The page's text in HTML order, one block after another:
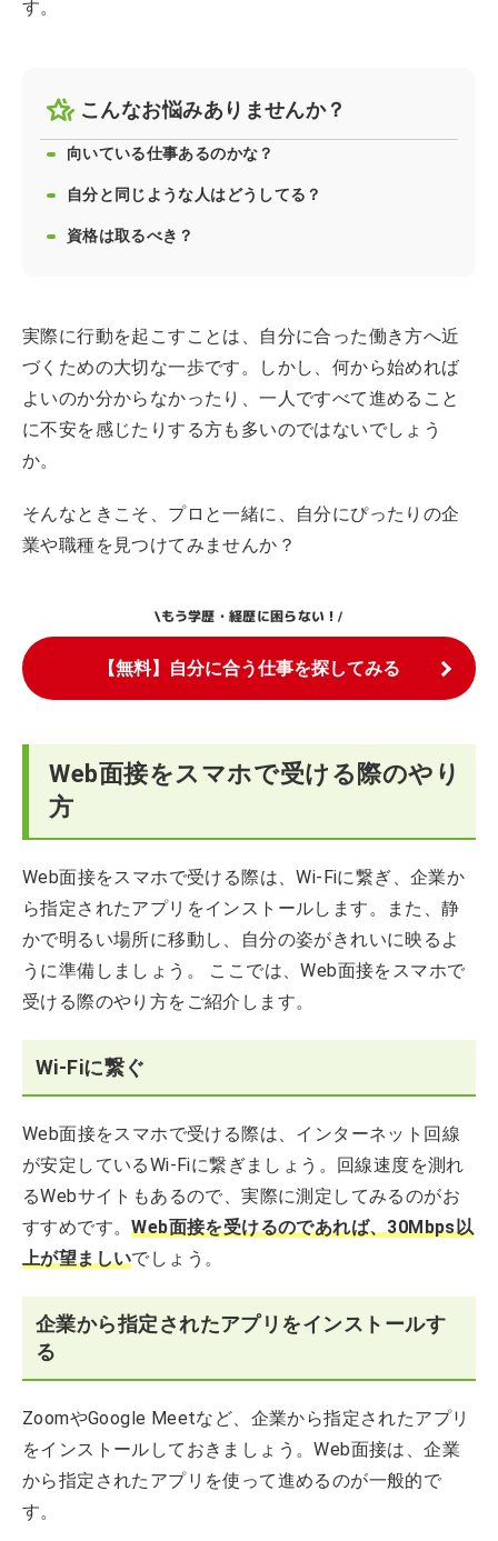
す。
こんなお悩みありませんか？
向いている仕事あるのかな？
自分と同じような人はどうしてる？
資格は取るべき？
実際に行動を起こすことは、自分に合った働き方へ近
づくための大切な一歩です。しかし、何から始めれば
よいのか分からなかったり、一人ですべて進めること
に不安を感じたりする方も多いのではないでしょう
か。
そんなときこそ、プロと一緒に、自分にぴったりの企
業や職種を見つけてみませんか？
\もう学歴・経歴に困らない！/
【無料】自分に合う仕事を探してみる
Web面接をスマホで受ける際のやり
方
Web面接をスマホで受ける際は、Wi-Fiに繋ぎ、企業か
ら指定されたアプリをインストールします。また、静
かで明るい場所に移動し、自分の姿がきれいに映るよ
うに準備しましょう。 ここでは、Web面接をスマホで
受ける際のやり方をご紹介します。
Wi-Fiに繋ぐ
Web面接をスマホで受ける際は、インターネット回線
が安定しているWi-Fiに繋ぎましょう。回線速度を測れ
るWebサイトもあるので、実際に測定してみるのがお
すすめです。Web面接を受けるのであれば、30Mbps以
上が望ましいでしょう。
企業から指定されたアプリをインストールす
る
ZoomやGoogle Meetなど、企業から指定されたアプリ
をインストールしておきましょう。Web面接は、企業
から指定されたアプリを使って進めるのが一般的で
す。